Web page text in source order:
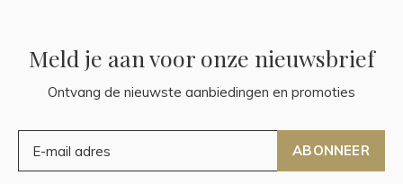
Meld je aan voor onze nieuwsbrief
Ontvang de nieuwste aanbiedingen en promoties
ABONNEER